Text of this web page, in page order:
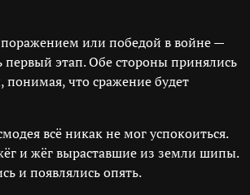
или победой в войне —
этап. Обе стороны принялись
понимая, что сражение будет
всё никак не мог успокоиться.
и жёг выраставшие из земли шипы.
и появлялись опять.